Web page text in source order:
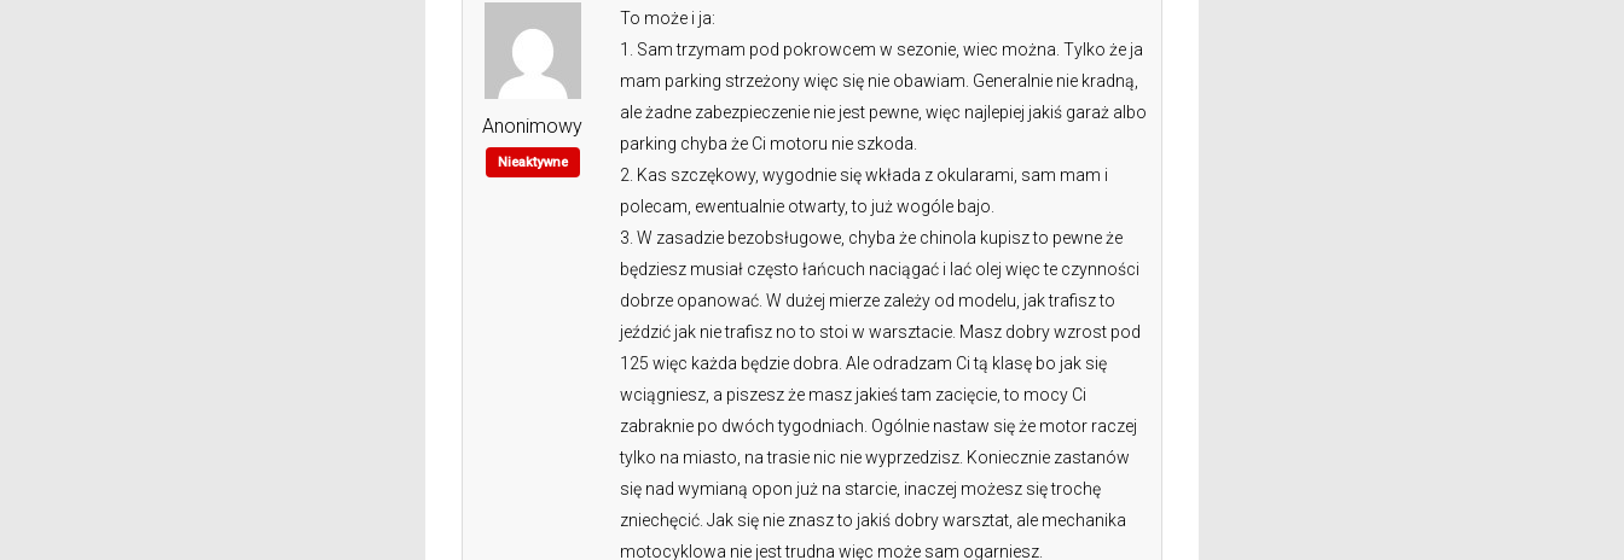
Anonimowy
Nieaktywne
To może i ja:
1. Sam trzymam pod pokrowcem w sezonie, wiec można. Tylko że ja
mam parking strzeżony więc się nie obawiam. Generalnie nie kradną,
ale żadne zabezpieczenie nie jest pewne, więc najlepiej jakiś garaż albo
parking chyba że Ci motoru nie szkoda.
2. Kas szczękowy, wygodnie się wkłada z okularami, sam mam i
polecam, ewentualnie otwarty, to już wogóle bajo.
3. W zasadzie bezobsługowe, chyba że chinola kupisz to pewne że
będziesz musiał często łańcuch naciągać i lać olej więc te czynności
dobrze opanować. W dużej mierze zależy od modelu, jak trafisz to
jeździć jak nie trafisz no to stoi w warsztacie. Masz dobry wzrost pod
125 więc każda będzie dobra. Ale odradzam Ci tą klasę bo jak się
wciągniesz, a piszesz że masz jakieś tam zacięcie, to mocy Ci
zabraknie po dwóch tygodniach. Ogólnie nastaw się że motor raczej
tylko na miasto, na trasie nic nie wyprzedzisz. Koniecznie zastanów
się nad wymianą opon już na starcie, inaczej możesz się trochę
zniechęcić. Jak się nie znasz to jakiś dobry warsztat, ale mechanika
motocyklowa nie jest trudna więc może sam ogarniesz.